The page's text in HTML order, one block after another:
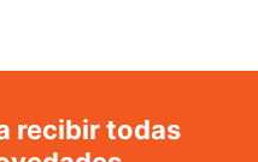
recibir todas